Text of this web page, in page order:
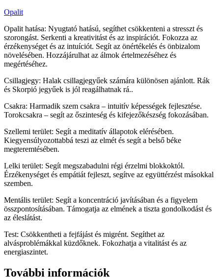
Opalit
Opalit hatása: Nyugtató hatású, segíthet csökkenteni a stresszt és
szorongást. Serkenti a kreativitást és az inspirációt. Fokozza az
érzékenységet és az intuíciót. Segít az önértékelés és önbizalom
növelésében. Hozzájárulhat az álmok értelmezéséhez és
megértéséhez.
Csillagjegy: Halak csillagjegyűek számára különösen ajánlott. Rák
és Skorpió jegyűek is jól reagálhatnak rá..
Csakra: Harmadik szem csakra – intuitív képességek fejlesztése.
Torokcsakra – segít az őszinteség és kifejezőkészség fokozásában.
Szellemi terület: Segít a meditatív állapotok elérésében.
Kiegyensúlyozottabbá teszi az elmét és segít a belső béke
megteremtésében.
Lelki terület: Segít megszabadulni régi érzelmi blokkoktól.
Érzékenységet és empátiát fejleszt, segítve az együttérzést másokkal
szemben.
Mentális terület: Segít a koncentráció javításában és a figyelem
összpontosításában. Támogatja az elmének a tiszta gondolkodást és
az éleslátást.
Test: Csökkentheti a fejfájást és migrént. Segíthet az
alvásproblémákkal küzdőknek. Fokozhatja a vitalitást és az
energiaszintet.
További információk